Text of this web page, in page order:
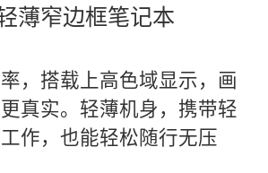
薄窄边框笔记本
，搭载上高色域显示，画
真实。轻薄机身，携带轻
作，也能轻松随行无压